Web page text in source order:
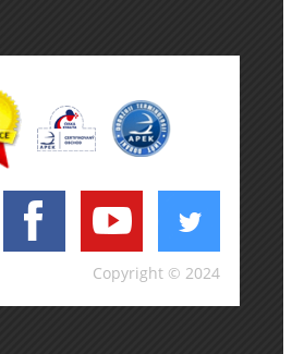
Copyright © 2024